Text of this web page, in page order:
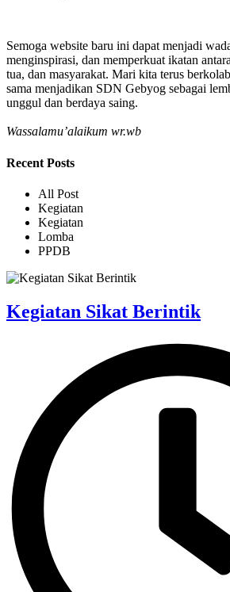
Semoga website baru ini dapat menjadi
menginspirasi, dan memperkuat ikatan
tua, dan masyarakat. Mari kita terus
sama menjadikan SDN Gebyog sebagai
unggul dan berdaya saing.
Wassalamu’alaikum wr.wb
Recent Posts
All Post
Kegiatan
Kegiatan
Lomba
PPDB
Kegiatan Sikat Berintik